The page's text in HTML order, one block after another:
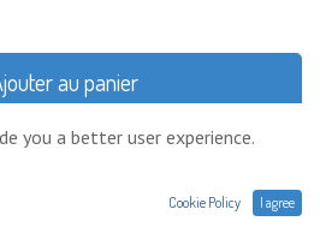
au panier
you a better user experience.
Cookie Policy I agree